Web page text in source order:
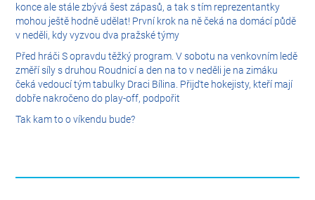
konce ale stále zbývá šest zápasů, a tak s tím reprezentantky
mohou ještě hodně udělat! První krok na ně čeká na domácí půdě
v neděli, kdy vyzvou dva pražské týmy
Před hráčiS opravdu těžký program. V sobotu na venkovním ledě
změří síly s druhou Roudnicí a den na to v neděli je na zimáku
čeká vedoucí tým tabulky Draci Bílina. Přijďte hokejisty, kteří mají
dobře nakročeno do play-off, podpořit
Tak kam to o víkendu bude?